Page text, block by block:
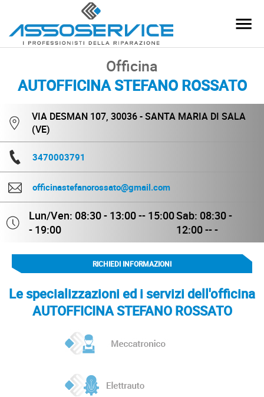
Officina
AUTOFFICINA STEFANO ROSSATO
VIA DESMAN 107, 30036 - SANTA MARIA DI SALA
(VE)
3470003791
officinastefanorossato@gmail.com
Lun/Ven: 08:30 - 13:00 -- 15:00
- 19:00
Sab: 08:30 -
12:00 -- -
RICHIEDI INFORMAZIONI
Le specializzazioni ed i servizi dell'officina
AUTOFFICINA STEFANO ROSSATO